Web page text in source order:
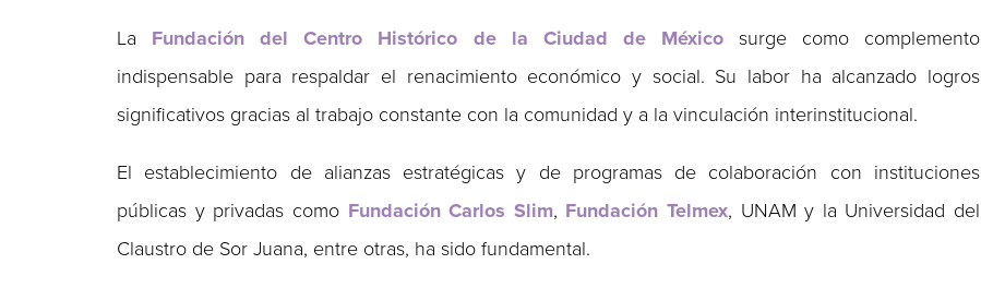
La Fundación del Centro Histórico de la Ciudad de Méxicosurge como complemento
indispensable para respaldar el renacimiento económico y social. Su labor ha alcanzado logros
significativos gracias al trabajo constante con la comunidad y a la vinculación interinstitucional.
El establecimiento de alianzas estratégicas y de programas de colaboración con instituciones
públicas y privadas como Fundación Carlos Slim, Fundación Telmex, UNAM y la Universidad del
Claustro de Sor Juana, entre otras, ha sido fundamental.